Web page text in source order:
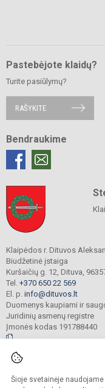
Šioje svetainėje
Pastebėjote klaidų?
Turite pasiūlymų?
RAŠYKITE
Bendraukime
Klaipėdos r. Dituvos
Biudžetinė įstaiga
Kuršaičių g. 12, Dituva,
Tel. +370 650 22 569
El. p. info@dituvos.lt
Duomenys kaupiami ir
Juridinių asmenų registre
Įmonės kodas 191788440
Visos teisės saugomos.